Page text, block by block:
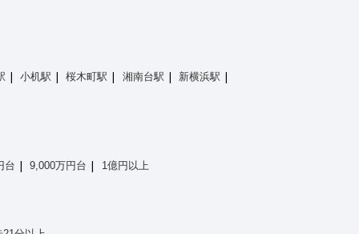
小机駅 桜木町駅 湘南台駅
新横浜駅
台 9,000万円台 1億円以上